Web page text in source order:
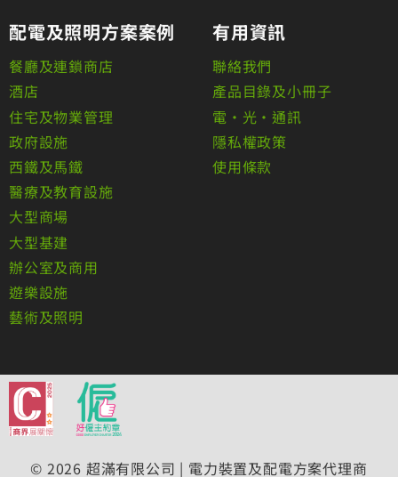
配電及照明方案案例
餐廳及連鎖商店
酒店
住宅及物業管理
政府設施
西鐵及馬鐵
醫療及教育設施
大型商場
大型基建
辦公室及商用
遊樂設施
藝術及照明
有用資訊
聯絡我們
產品目錄及小冊子
電•光•通訊
隱私權政策
使用條款
© 2026 超滿有限公司 | 電力裝置及配電方案代理商